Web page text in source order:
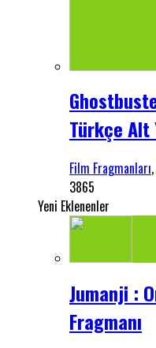
Türkçe Alt
Film Fragmanları,
3865
Yeni Eklenenler
Jumanji :
Fragmanı